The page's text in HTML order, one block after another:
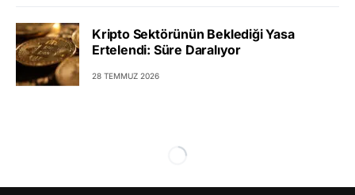
Kripto Sektörünün Beklediği Yasa
Ertelendi: Süre Daralıyor
28 TEMMUZ 2026